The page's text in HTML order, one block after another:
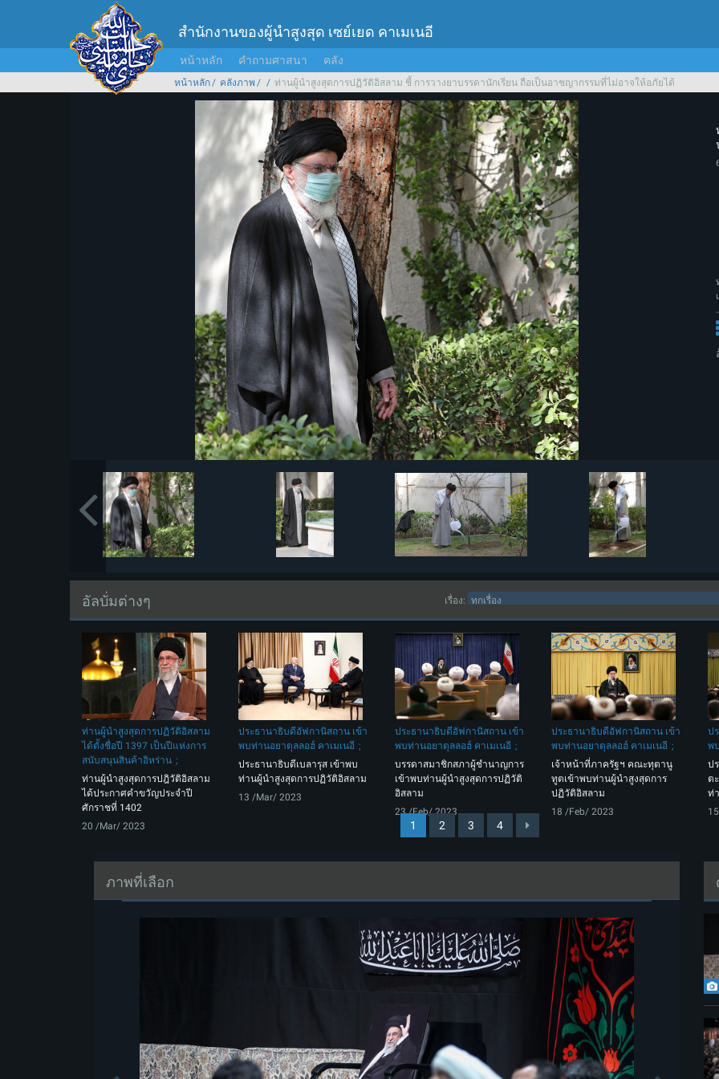
สำนักงานของผู้นำสูงสุด เซย์เยด คาเมเนอี
หน้าหลัก คำถามศาสนา คลัง
หน้าหลัก คลังภาพ ท่านผู้นำสูงสุดการปฏิวัติอิสลาม ชี้ การวางยาบรรดานักเรียน ถือเป็นอาชญากรรมที่ไม่อาจให้อภัยได้
อัลบั่มต่างๆ เรื่อง:
ท่านผู้นำสูงสุดการปฏิวัติอิสลาม
ได้ตั้งชื่อปี 1397 เป็นปีแห่งการ
สนับสนุนสินค้าอิหร่าน
ท่านผู้นำสูงสุดการปฎิวัติอิสลาม
ได้ประกาศคำขวัญประจำปี
ศักราชที่ 1402
20 /Mar/ 2023
ประธานาธิบดีอัฟกานิสถาน เข้า
พบท่านอยาตุลลอฮ์ คาเมเนอี
ประธานาธิบดีเบลารุส เข้าพบ
ท่านผู้นำสูงสุดการปฏิวัติอิสลาม
13 /Mar/ 2023
ประธานาธิบดีอัฟกานิสถาน เข้า
พบท่านอยาตุลลอฮ์ คาเมเนอี
บรรดาสมาชิกสภาผู้ชำนาญการ
เข้าพบท่านผู้นำสูงสุดการปฏิวัติ
อิสลาม
23 /Feb/ 2023
ประธานาธิบดีอัฟกานิสถาน เข้า
พบท่านอยาตุลลอฮ์ คาเมเนอี
เจ้าหน้าที่ภาครัฐฯ คณะทุตานู
ทูตเข้าพบท่านผู้นำสูงสุดการ
ปฏิวัติอิสลาม
18 /Feb/ 2023
ป
พ
ป
ต
ท่
1 2 3 4
ภาพที่เลือก